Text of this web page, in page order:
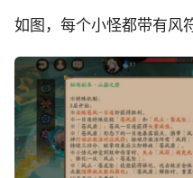
如图，每个小怪都带有风